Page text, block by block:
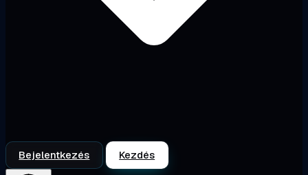
Bejelentkezés Kezdés